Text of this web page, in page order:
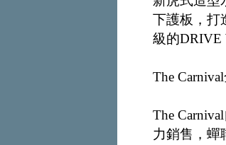
下護板，打
級的DRIVE
The
The
力銷售，蟬